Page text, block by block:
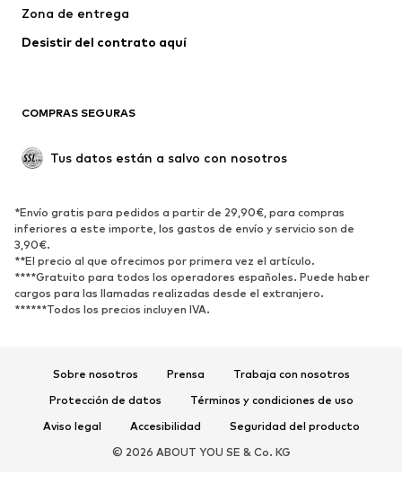
Trajes y chaquetas
Nuevo
Tendencia
Zapatos bajos
Zapatos deportivos
Zapatos abiertos
DEPORTE
Ropa deportiva
Disciplinas deportivas
Complementos deportivos
COMPLEMENTOS
Zona de entrega
Desistir del contrato aquí
COMPRAS SEGURAS
Tus datos están a salvo con nosotros
*Envío gratis para pedidos a partir de 29,90€, para compras
inferiores a este importe, los gastos de envío y servicio son de
3,90€.
**El precio al que ofrecimos por primera vez el artículo.
****Gratuito para todos los operadores españoles. Puede haber
cargos para las llamadas realizadas desde el extranjero.
******Todos los precios incluyen IVA.
Sobre nosotros Prensa
Trabaja con nosotros
Protección de datos
Términos y condiciones de uso
Aviso legal
Accesibilidad
Seguridad del producto
© 2026 ABOUT YOU SE & Co. KG